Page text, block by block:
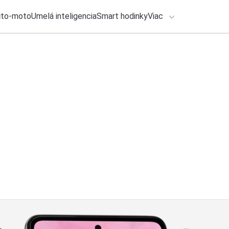
motoUmelá inteligenciaSmart hodinkyViac